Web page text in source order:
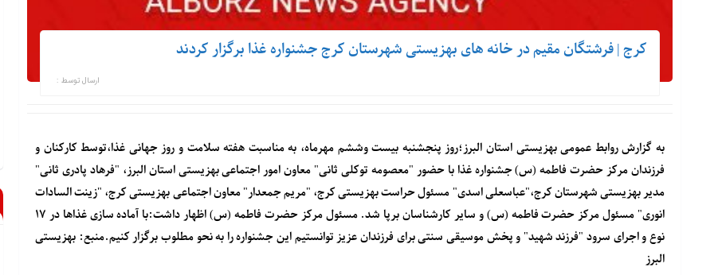
کرج | فرشتگان مقیم در خانه های بهزیستی شهرستان کرج جشنواره غذا برگزار کردند
ارسال توسط :
به گزارش روابط عمومی بهزیستی استان البرز؛روز پنجشنبه بیست وششم مهرماه، به مناسبت هفته سلامت و روز جهانی غذا،توسط کارکنان و
فرزندان مرکز حضرت فاطمه (س) جشنواره غذا با حضور "معصومه توکلی ثانی" معاون امور اجتماعی بهزیستی استان البرز، "فرهاد پادری ثانی"
مدیر بهزیستی شهرستان کرج،"عباسعلی اسدی" مسئول حراست بهزیستی کرج، "مریم جمعدار" معاون اجتماعی بهزیستی کرج، "زینت السادات
انوری" مسئول مرکز حضرت فاطمه (س) و سایر کارشناسان برپا شد. مسئول مرکز حضرت فاطمه (س) اظهار داشت:با آماده سازی غذاها در ۱۷
نوع و اجرای سرود "فرزند شهید" و پخش موسیقی سنتی برای فرزندان عزیز توانستیم این جشنواره را به نحو مطلوب برگزار کنیم.منبع: بهزیستی
البرز